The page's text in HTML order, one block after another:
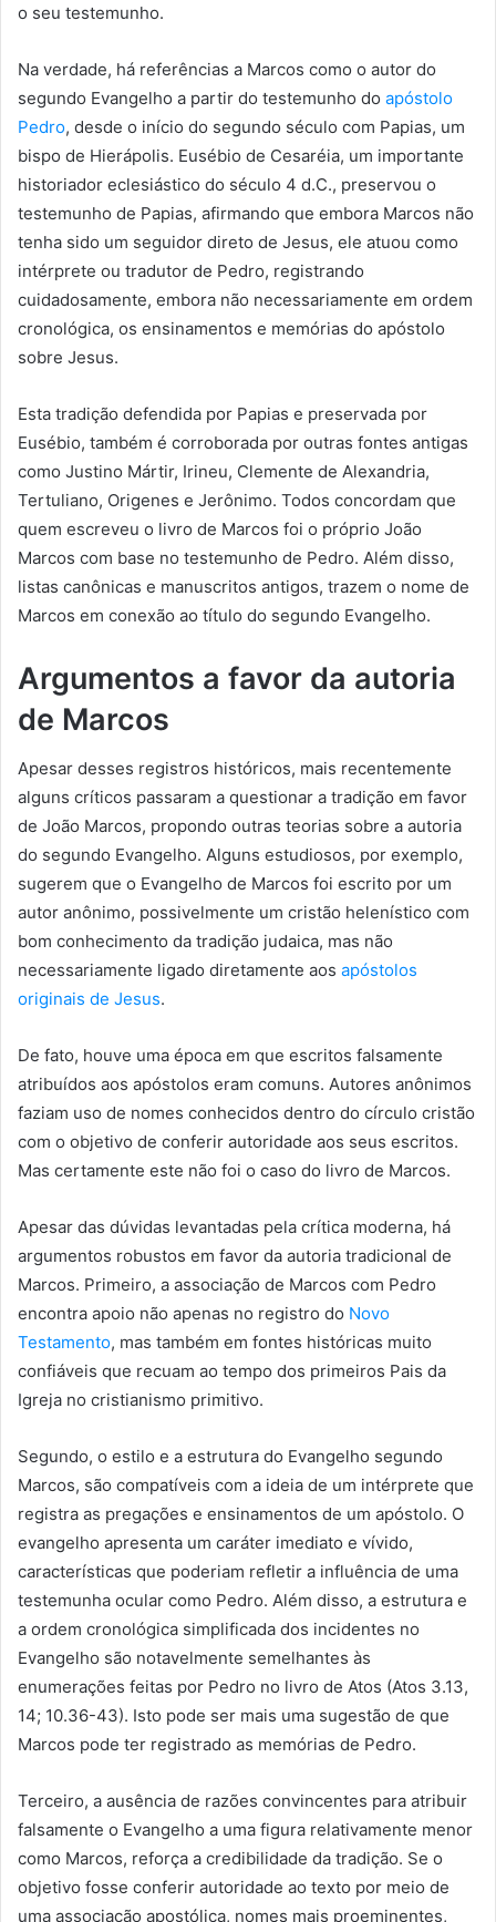
o seu testemunho.
Na verdade, há referências a Marcos como o autor do
segundo Evangelho a partir do testemunho do apóstolo
Pedro, desde o início do segundo século com Papias, um
bispo de Hierápolis. Eusébio de Cesaréia, um importante
historiador eclesiástico do século 4 d.C., preservou o
testemunho de Papias, afirmando que embora Marcos não
tenha sido um seguidor direto de Jesus, ele atuou como
intérprete ou tradutor de Pedro, registrando
cuidadosamente, embora não necessariamente em ordem
cronológica, os ensinamentos e memórias do apóstolo
sobre Jesus.
Esta tradição defendida por Papias e preservada por
Eusébio, também é corroborada por outras fontes antigas
como Justino Mártir, Irineu, Clemente de Alexandria,
Tertuliano, Origenes e Jerônimo. Todos concordam que
quem escreveu o livro de Marcos foi o próprio João
Marcos com base no testemunho de Pedro. Além disso,
listas canônicas e manuscritos antigos, trazem o nome de
Marcos em conexão ao título do segundo Evangelho.
Argumentos a favor da autoria
de Marcos
Apesar desses registros históricos, mais recentemente
alguns críticos passaram a questionar a tradição em favor
de João Marcos, propondo outras teorias sobre a autoria
do segundo Evangelho. Alguns estudiosos, por exemplo,
sugerem que o Evangelho de Marcos foi escrito por um
autor anônimo, possivelmente um cristão helenístico com
bom conhecimento da tradição judaica, mas não
necessariamente ligado diretamente aos apóstolos
originais de Jesus.
De fato, houve uma época em que escritos falsamente
atribuídos aos apóstolos eram comuns. Autores anônimos
faziam uso de nomes conhecidos dentro do círculo cristão
com o objetivo de conferir autoridade aos seus escritos.
Mas certamente este não foi o caso do livro de Marcos.
Apesar das dúvidas levantadas pela crítica moderna, há
argumentos robustos em favor da autoria tradicional de
Marcos. Primeiro, a associação de Marcos com Pedro
encontra apoio não apenas no registro do Novo
Testamento, mas também em fontes históricas muito
confiáveis que recuam ao tempo dos primeiros Pais da
Igreja no cristianismo primitivo.
Segundo, o estilo e a estrutura do Evangelho segundo
Marcos, são compatíveis com a ideia de um intérprete que
registra as pregações e ensinamentos de um apóstolo. O
evangelho apresenta um caráter imediato e vívido,
características que poderiam refletir a influência de uma
testemunha ocular como Pedro. Além disso, a estrutura e
a ordem cronológica simplificada dos incidentes no
Evangelho são notavelmente semelhantes às
enumerações feitas por Pedro no livro de Atos (Atos 3.13,
14; 10.36-43). Isto pode ser mais uma sugestão de que
Marcos pode ter registrado as memórias de Pedro.
Terceiro, a ausência de razões convincentes para atribuir
falsamente o Evangelho a uma figura relativamente menor
como Marcos, reforça a credibilidade da tradição. Se o
objetivo fosse conferir autoridade ao texto por meio de
uma associação apostólica, nomes mais proeminentes,